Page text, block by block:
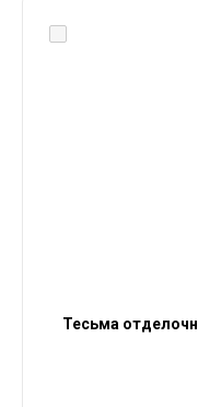
Тесьма